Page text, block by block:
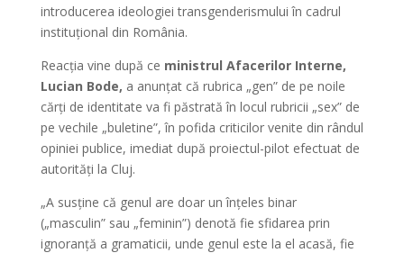
introducerea ideologiei transgenderismului în cadrul
instituțional din România.
Reacția vine după ce ministrul Afacerilor Interne,
Lucian Bode, a anunțat că rubrica „gen” de pe noile
cărți de identitate va fi păstrată în locul rubricii „sex” de
pe vechile „buletine”, în pofida criticilor venite din rândul
opiniei publice, imediat după proiectul-pilot efectuat de
autorități la Cluj.
„A susține că genul are doar un înțeles binar
(„masculin” sau „feminin”) denotă fie sfidarea prin
ignoranță a gramaticii, unde genul este la el acasă, fie